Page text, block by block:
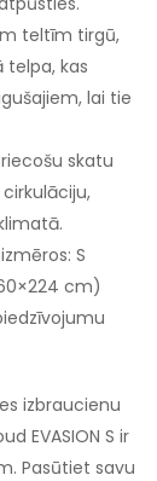
teltīm tirgū,
telpa, kas
lai tie
skatu
S
cm)
izbraucienu
EVASION S ir
Pasūtiet savu